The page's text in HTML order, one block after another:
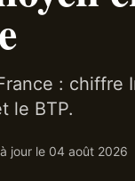
: chiffre
le BTP.
jour le 04 août 2026